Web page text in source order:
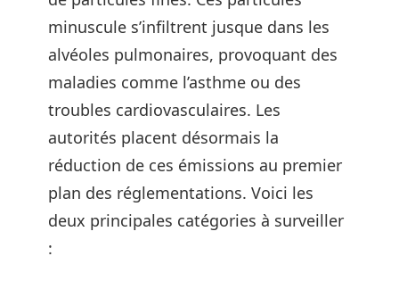
minuscule s’infiltrent jusque dans les
alvéoles pulmonaires, provoquant des
maladies comme l’asthme ou des
troubles cardiovasculaires. Les
autorités placent désormais la
réduction de ces émissions au premier
plan des réglementations. Voici les
deux principales catégories à surveiller
: